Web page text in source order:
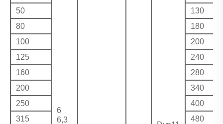
6
6,3
50
130
80
180
100
200
125
240
160
280
200
340
250
400
315
480